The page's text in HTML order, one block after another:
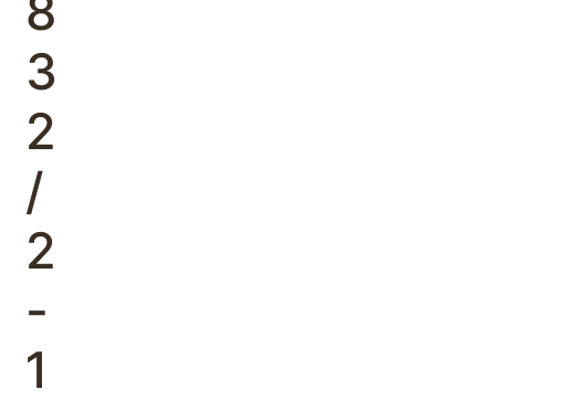
3
2
/
2
-
1